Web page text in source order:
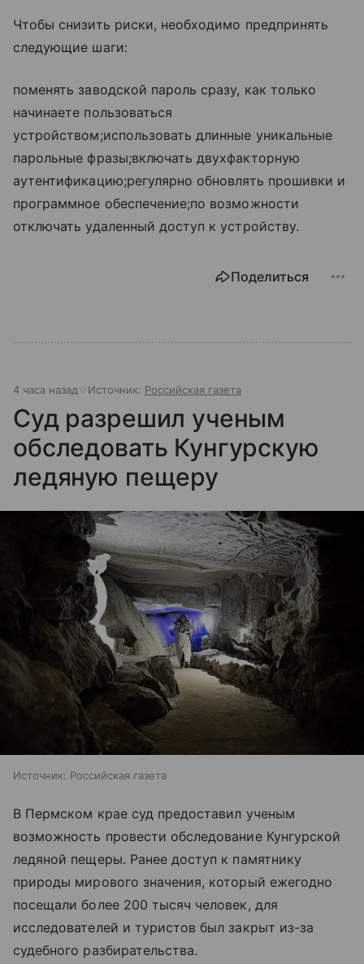
Чтобы снизить риски, необходимо предпринять
следующие шаги:
поменять заводской пароль сразу, как только
начинаете пользоваться
устройством;использовать длинные уникальные
парольные фразы;включать двухфакторную
аутентификацию;регулярно обновлять прошивки и
программное обеспечение;по возможности
отключать удаленный доступ к устройству.
Поделиться
4 часа назад Источник: Российская газета
Суд разрешил ученым
обследовать Кунгурскую
ледяную пещеру
Источник: Российская газета
В Пермском крае суд предоставил ученым
возможность провести обследование Кунгурской
ледяной пещеры. Ранее доступ к памятнику
природы мирового значения, который ежегодно
посещали более 200 тысяч человек, для
исследователей и туристов был закрыт из-за
судебного разбирательства.